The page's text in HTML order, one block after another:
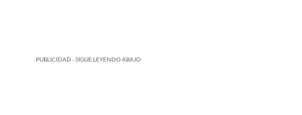
PUBLICIDAD - SIGUE LEYENDO ABAJO